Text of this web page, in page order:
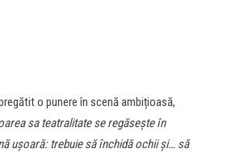
o punere în scenă ambițioasă,
sa teatralitate se regăsește în
ușoară: trebuie să închidă ochii și… să